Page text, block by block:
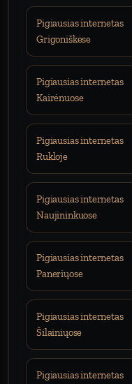
Pigiausias internetas
Grigoniškėse
Pigiausias internetas
Kairėnuose
Pigiausias internetas
Rukloje
Pigiausias internetas
Naujininkuose
Pigiausias internetas
Paneriųose
Pigiausias internetas
Šilainiųose
Pigiausias internetas